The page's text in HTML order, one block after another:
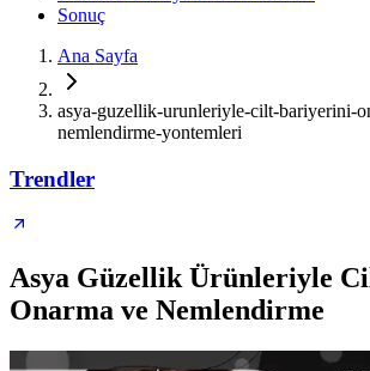
Sonuç
Ana Sayfa
asya-guzellik-urunleriyle-cilt-bariyerini-
nemlendirme-yontemleri
Trendler
Asya Güzellik Ürünleriyle
Onarma ve Nemlendirme